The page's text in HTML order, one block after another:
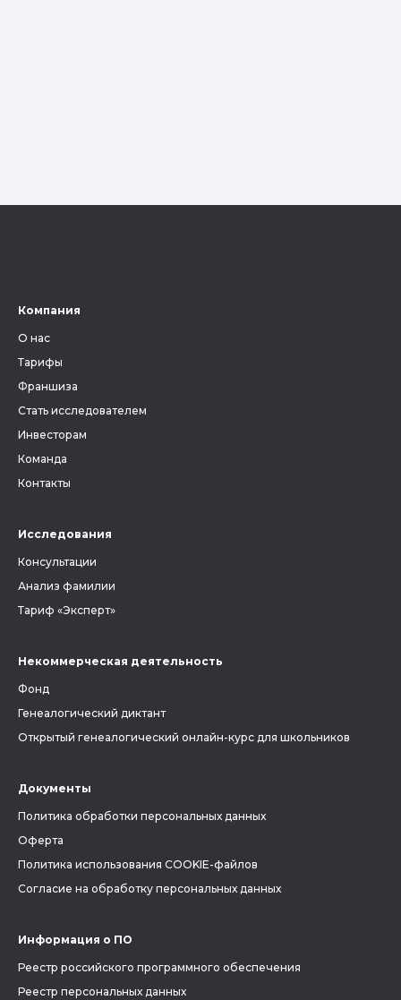
Компания
О нас
Тарифы
Франшиза
Стать исследователем
Инвесторам
Команда
Контакты
Исследования
Консультации
Анализ фамилии
Тариф «Эксперт»
Некоммерческая деятельность
Фонд
Генеалогический диктант
Открытый генеалогический онлайн-курс для школьников
Документы
Политика обработки персональных данных
Оферта
Политика использования COOKIE-файлов
Согласие на обработку персональных данных
Информация о ПО
Реестр российского программного обеспечения
Реестр персональных данных